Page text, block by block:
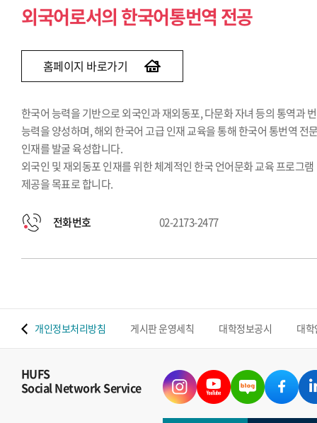
외국어로서의 한국어통번역 전공
홈페이지 바로가기
한국어 능력을 기반으로 외국인과 재외동포, 다문화 자녀 등의 통역과
능력을 양성하며, 해외 한국어 고급 인재 교육을 통해 한국어 통번역 전
인재를 발굴 육성합니다.
외국인 및 재외동포 인재를 위한 체계적인 한국 언어문화 교육 프로그램
제공을 목표로 합니다.
전화번호 02-2173-2477
개인정보처리방침 게시판 운영세칙 대학정보공시 대
HUFS
Social Network Service